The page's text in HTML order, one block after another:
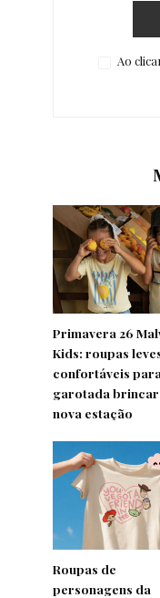
Ao
Primavera 26
Kids: roupas
confortáveis
garotada brincar
nova estação
Roupas de
personagens da